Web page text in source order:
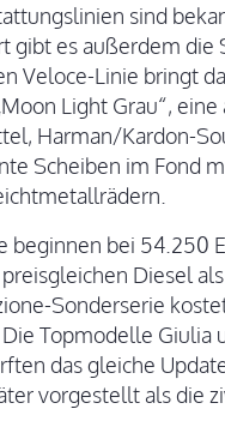
sind
gibt es außerdem die
Veloce-Linie bringt
Light Grau“,
Harman/Kardon-
Scheiben im Fond
beginnen bei 54.250
Diesel
Sonderserie
Topmodelle Giulia
das gleiche
vorgestellt als die